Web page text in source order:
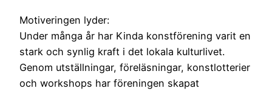
Motiveringen lyder:
Under många år har Kinda konstförening varit en
stark och synlig kraft i det lokala kulturlivet.
Genom utställningar, föreläsningar, konstlotterier
och workshops har föreningen skapat